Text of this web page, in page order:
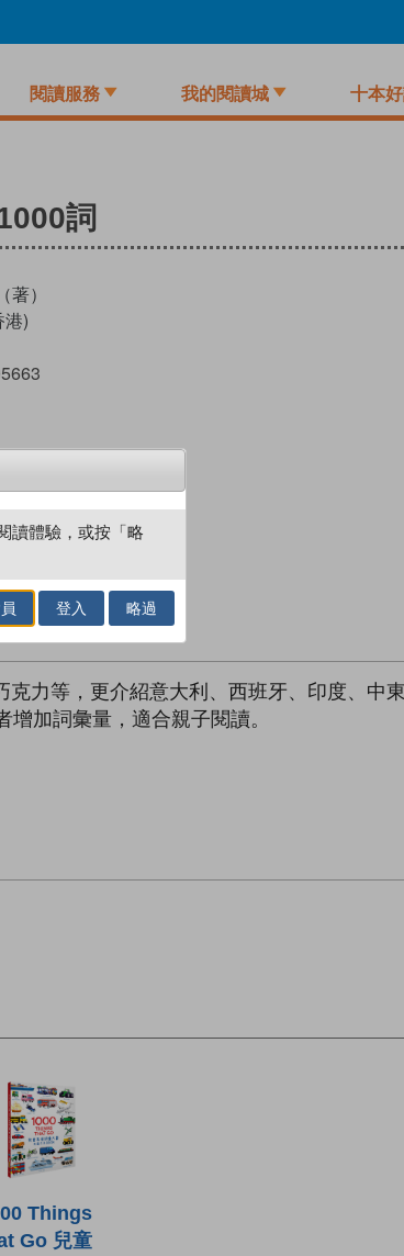
閱讀服務 我的閱讀城 十本
詞
）
)
加入閱讀紀錄
力等，更介紹意大利、西班牙、印度、中
加詞彙量，適合親子閱讀。
Things
Go 兒童
讀體驗，或按「略
登入 略過